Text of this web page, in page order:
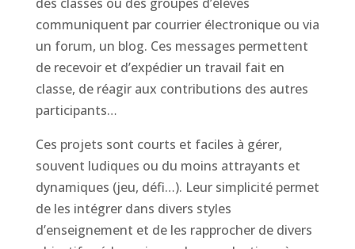
communiquent par courrier électronique ou via
un forum, un blog. Ces messages permettent
de recevoir et d’expédier un travail fait en
classe, de réagir aux contributions des autres
participants…
Ces projets sont courts et faciles à gérer,
souvent ludiques ou du moins attrayants et
dynamiques (jeu, défi…). Leur simplicité permet
de les intégrer dans divers styles
d’enseignement et de les rapprocher de divers